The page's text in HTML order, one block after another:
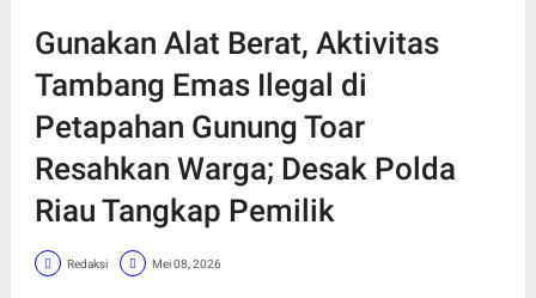
Gunakan Alat Berat, Aktivitas
Tambang Emas Ilegal di
Petapahan Gunung Toar
Resahkan Warga; Desak Polda
Riau Tangkap Pemilik
Redaksi Mei 08, 2026